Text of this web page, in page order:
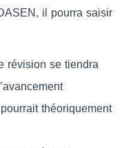
il pourra saisir
révision se tiendra
théoriquement